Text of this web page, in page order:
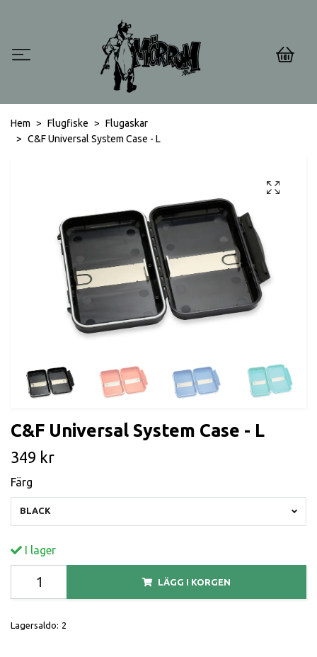
0
Hem Flugfiske
Flugaskar
C&F Universal System Case - L
C&F Universal System Case - L
349 kr
Färg
BLACK
I lager
LÄGG I KORGEN
Lagersaldo: 2